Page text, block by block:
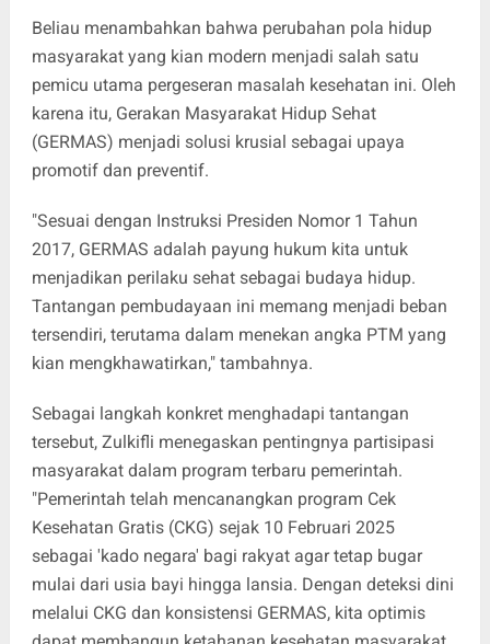
Beliau menambahkan bahwa perubahan pola hidup
masyarakat yang kian modern menjadi salah satu
pemicu utama pergeseran masalah kesehatan ini. Oleh
karena itu, Gerakan Masyarakat Hidup Sehat
(GERMAS) menjadi solusi krusial sebagai upaya
promotif dan preventif.
"Sesuai dengan Instruksi Presiden Nomor 1 Tahun
2017, GERMAS adalah payung hukum kita untuk
menjadikan perilaku sehat sebagai budaya hidup.
Tantangan pembudayaan ini memang menjadi beban
tersendiri, terutama dalam menekan angka PTM yang
kian mengkhawatirkan," tambahnya.
Sebagai langkah konkret menghadapi tantangan
tersebut, Zulkifli menegaskan pentingnya partisipasi
masyarakat dalam program terbaru pemerintah.
"Pemerintah telah mencanangkan program Cek
Kesehatan Gratis (CKG) sejak 10 Februari 2025
sebagai 'kado negara' bagi rakyat agar tetap bugar
mulai dari usia bayi hingga lansia. Dengan deteksi dini
melalui CKG dan konsistensi GERMAS, kita optimis